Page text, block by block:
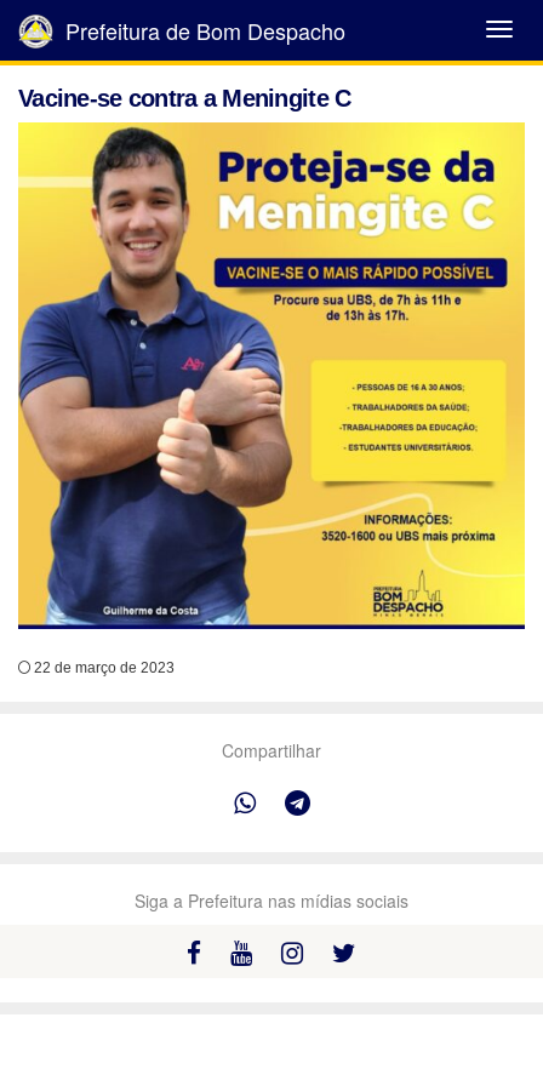
Abrir
Menu
Prefeitura de Bom Despacho
Vacine-se contra a Meningite C
22 de março de 2023
Compartilhar
Siga a Prefeitura nas mídias sociais